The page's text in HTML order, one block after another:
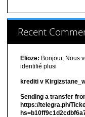
Recent
Elioze: Bonjour, Nous
identifié plusi
krediti v
Sending a transfer
https://telegra.ph/